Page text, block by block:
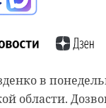
в
области.